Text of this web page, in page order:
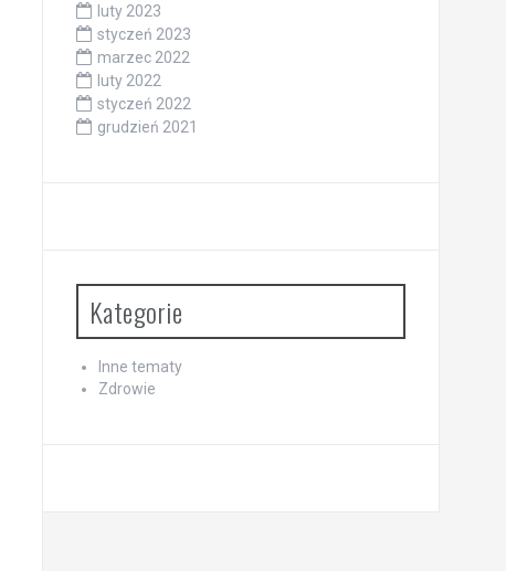
luty 2023
styczeń 2023
marzec 2022
luty 2022
styczeń 2022
grudzień 2021
Kategorie
Inne tematy
Zdrowie